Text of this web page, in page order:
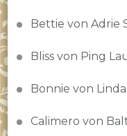
Bettie von Adrie
Bliss von Ping
Bonnie von
Calimero von